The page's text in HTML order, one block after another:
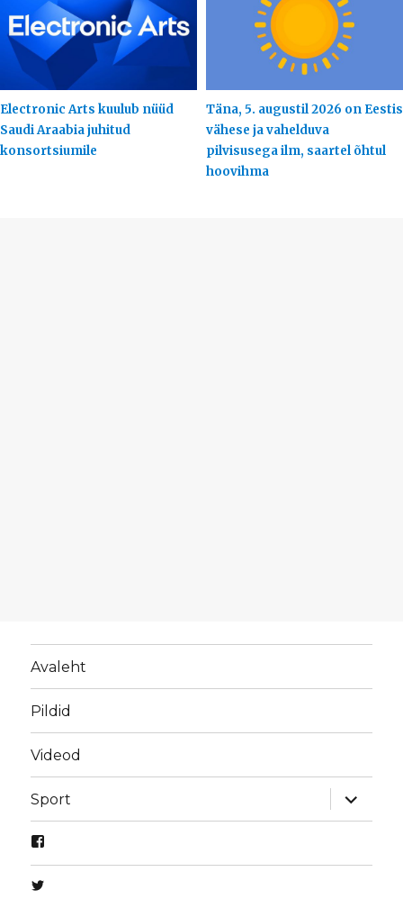
Electronic Arts kuulub nüüd
Saudi Araabia juhitud
konsortsiumile
Täna, 5. augustil 2026 on Eestis
vähese ja vahelduva
pilvisusega ilm, saartel õhtul
hoovihma
Avaleht
Pildid
Videod
Sport
laienda